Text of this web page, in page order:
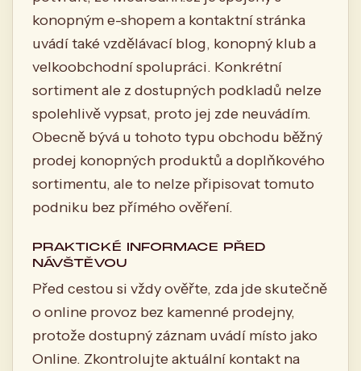
konopným e-shopem a kontaktní stránka
uvádí také vzdělávací blog, konopný klub a
velkoobchodní spolupráci. Konkrétní
sortiment ale z dostupných podkladů nelze
spolehlivě vypsat, proto jej zde neuvádím.
Obecně bývá u tohoto typu obchodu běžný
prodej konopných produktů a doplňkového
sortimentu, ale to nelze připisovat tomuto
podniku bez přímého ověření.
PRAKTICKÉ INFORMACE PŘED
NÁVŠTĚVOU
Před cestou si vždy ověřte, zda jde skutečně
o online provoz bez kamenné prodejny,
protože dostupný záznam uvádí místo jako
Online. Zkontrolujte aktuální kontakt na